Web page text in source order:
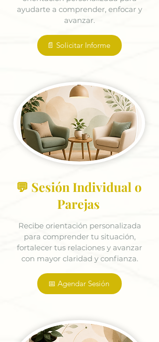
ayudarte a comprender, enfocar y
avanzar.
📄 Solicitar Informe
💬 Sesión Individual o
Parejas
Recibe orientación personalizada
para comprender tu situación,
fortalecer tus relaciones y avanzar
con mayor claridad y confianza.
📅 Agendar Sesión